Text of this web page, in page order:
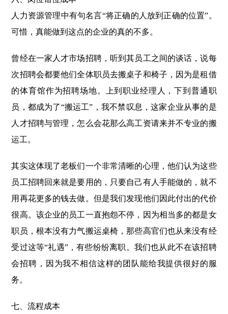
人力资源管理中有句名言“将正确的人放到正确的位置”。
可惜，真能做到这点的企业的真的不多。
曾经在一家人才市场招聘，听到其员工之间的谈话，说每
次招聘会都要他们全体职员去搬桌子和椅子，因为是租借
的体育馆作为招聘场地。上到职业经理人，下到普通职
员，都成为了“搬运工”，我不禁叹息，这家企业从事的是
人才招聘与管理，怎么会花那么高工资请来并不专业的搬
运工。
其实这体现了老板们一个非常清晰的心理，他们认为这些
员工招聘回来就是要用的，只要自己有人手能做的，就不
用再花更多的钱去做。但是我们发现他们因此付出的代价
很高。该企业的员工一直抱怨不停，因为相当多的都是女
职员，根本没有力气搬运桌椅，那些高官们也从来没有经
受过这等“礼遇”，有些纷纷离职。我们也从此不在该招聘
会招聘，因为我不相信这样的团队能给我提供很好的服
务。
七、流程成本